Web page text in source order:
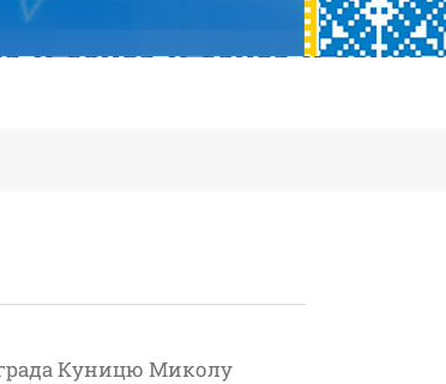
Куницю Миколу